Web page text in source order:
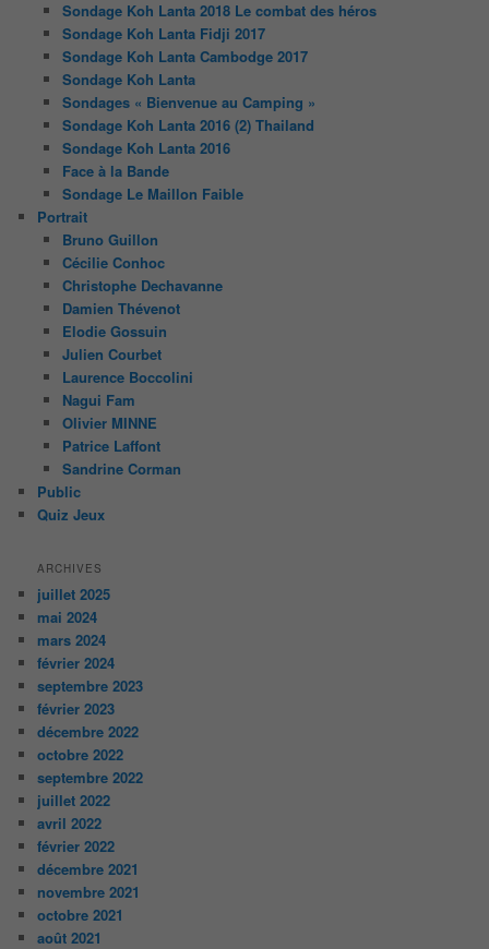
Sondage Koh Lanta 2018 Le combat des héros
Sondage Koh Lanta Fidji 2017
Sondage Koh Lanta Cambodge 2017
Sondage Koh Lanta
Sondages « Bienvenue au Camping »
Sondage Koh Lanta 2016 (2) Thailand
Sondage Koh Lanta 2016
Face à la Bande
Sondage Le Maillon Faible
Portrait
Bruno Guillon
Cécilie Conhoc
Christophe Dechavanne
Damien Thévenot
Elodie Gossuin
Julien Courbet
Laurence Boccolini
Nagui Fam
Olivier MINNE
Patrice Laffont
Sandrine Corman
Public
Quiz Jeux
ARCHIVES
juillet 2025
mai 2024
mars 2024
février 2024
septembre 2023
février 2023
décembre 2022
octobre 2022
septembre 2022
juillet 2022
avril 2022
février 2022
décembre 2021
novembre 2021
octobre 2021
août 2021